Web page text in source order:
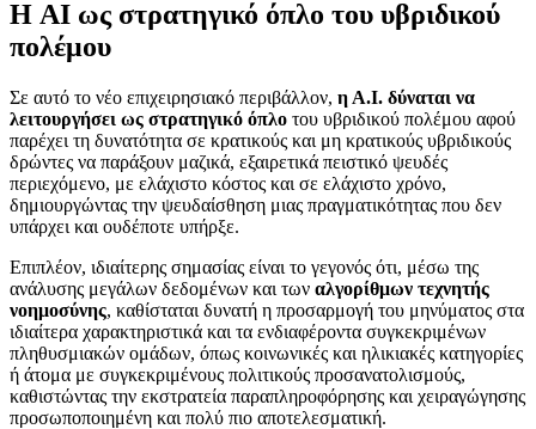
Η AI ως στρατηγικό όπλο του υβριδικού
πολέμου
Σε αυτό το νέο επιχειρησιακό περιβάλλον, η Α.Ι. δύναται να
λειτουργήσει ως στρατηγικό όπλο του υβριδικού πολέμου αφού
παρέχει τη δυνατότητα σε κρατικούς και μη κρατικούς υβριδικούς
δρώντες να παράξουν μαζικά, εξαιρετικά πειστικό ψευδές
περιεχόμενο, με ελάχιστο κόστος και σε ελάχιστο χρόνο,
δημιουργώντας την ψευδαίσθηση μιας πραγματικότητας που δεν
υπάρχει και ουδέποτε υπήρξε.
Επιπλέον, ιδιαίτερης σημασίας είναι το γεγονός ότι, μέσω της
ανάλυσης μεγάλων δεδομένων και των αλγορίθμων τεχνητής
νοημοσύνης, καθίσταται δυνατή η προσαρμογή του μηνύματος στα
ιδιαίτερα χαρακτηριστικά και τα ενδιαφέροντα συγκεκριμένων
πληθυσμιακών ομάδων, όπως κοινωνικές και ηλικιακές κατηγορίες
ή άτομα με συγκεκριμένους πολιτικούς προσανατολισμούς,
καθιστώντας την εκστρατεία παραπληροφόρησης και χειραγώγησης
προσωποποιημένη και πολύ πιο αποτελεσματική.